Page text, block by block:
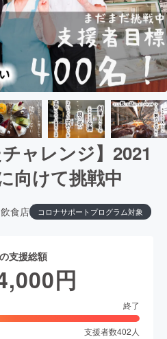
ャレンジ】2021
向けて挑戦中
食店 コロナサポートプログラム対象
支援総額
円
終了
支援者数402 人